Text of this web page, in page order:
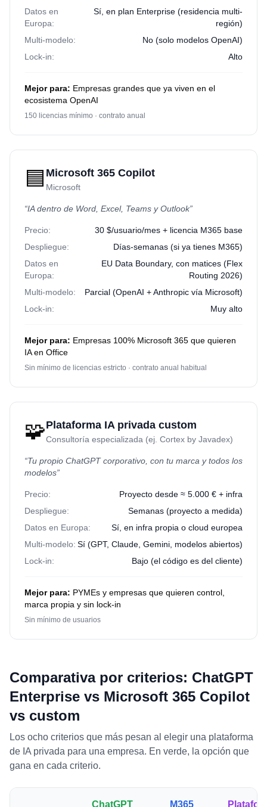
Datos en
Europa:
Sí, en plan Enterprise (residencia multi-
región)
Multi-modelo:
No (solo modelos OpenAI)
Lock-in:
Alto
Mejor para: Empresas grandes que ya viven en el
ecosistema OpenAI
150 licencias mínimo · contrato anual
🟦 Microsoft 365 Copilot
Microsoft
“IA dentro de Word, Excel, Teams y Outlook”
Precio:
30 $/usuario/mes + licencia M365 base
Despliegue:
Días-semanas (si ya tienes M365)
Datos en
Europa:
EU Data Boundary, con matices (Flex
Routing 2026)
Multi-modelo:
Parcial (OpenAI + Anthropic vía Microsoft)
Lock-in:
Muy alto
Mejor para: Empresas 100% Microsoft 365 que quieren
IA en Office
Sin mínimo de licencias estricto · contrato anual habitual
🧩Plataforma IA privada custom
Consultoría especializada (ej. Cortex by Javadex)
“Tu propio ChatGPT corporativo, con tu marca y todos los
modelos”
Precio:
Proyecto desde ≈ 5.000 € + infra
Despliegue:
Semanas (proyecto a medida)
Datos en Europa:
Sí, en infra propia o cloud europea
Multi-modelo: Sí (GPT, Claude, Gemini, modelos abiertos)
Lock-in:
Bajo (el código es del cliente)
Mejor para: PYMEs y empresas que quieren control,
marca propia y sin lock-in
Sin mínimo de usuarios
Comparativa por criterios: ChatGPT
Enterprise vs Microsoft 365 Copilot
vs custom
Los ocho criterios que más pesan al elegir una plataforma
de IA privada para una empresa. En verde, la opción que
gana en cada criterio.
ChatGPT M365